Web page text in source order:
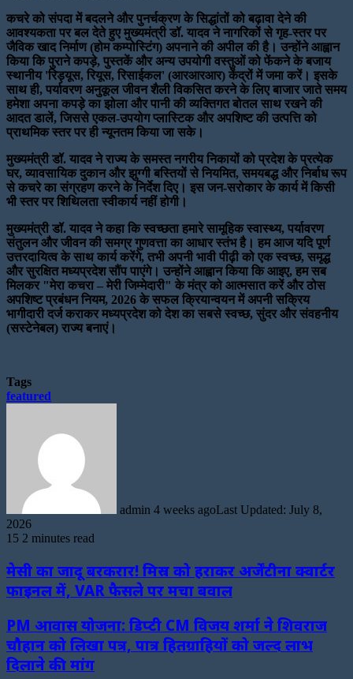
कचरे को संपदा में बदलने और पुनर्चक्रण के सिद्धांतों को बढ़ावा देने की
आवश्यकता पर बल देते हुए मुख्यमंत्री डॉ. यादव ने नागरिकों से गृह-स्तर पर
जैविक खाद निर्माण (होम कम्पोस्टिंग) अपनाने की अपील की है। उन्होंने आह्वान
किया कि पुराने कपड़े, पुस्तकें और अन्य उपयोगी वस्तुओं को फेंकने के बजाय
स्थानीय 'रिड्यूस, रियूस, रिसाईकल' (आरआरआर) केंद्रों में जमा करें। इसके
साथ ही, पर्यावरण अनुकूल जीवन शैली विकसित करने के लिए बाजार जाते समय
हमेशा अपना कपड़े का झोला और पानी की व्यक्तिगत बोतल साथ रखने की
आदत डालें, जिससे एकल-उपयोग प्लास्टिक और अपशिष्ट की उत्पत्ति को
प्राथमिक स्तर पर ही न्यूनतम किया जा सके।
मुख्यमंत्री डॉ. यादव ने राज्य के समस्त नगरीय निकायों को प्रदेश के प्रत्येक
घर, व्यावसायिक दुकान और झुग्गी बस्तियों से नियमित, समयबद्ध और निर्बाध रूप
से कचरे का संग्रहण करने के निर्देश दिए। इस जन-सरोकार के कार्य में किसी
भी स्तर पर शिथिलता स्वीकार्य नहीं होगी।
मुख्यमंत्री डॉ. यादव ने कहा कि स्वच्छता हमारे सामूहिक स्वास्थ्य, पर्यावरण
संतुलन और जीवन की समग्र गुणवत्ता का आधार स्तंभ है। हम आज यदि पूर्ण
उत्तरदायित्व के साथ कार्य करेंगे, तभी अपनी भावी पीढ़ी को एक स्वच्छ, समृद्ध
और सुरक्षित मध्यप्रदेश सौंप पाएंगे। उन्होंने आह्वान किया कि आइए, हम सब
मिलकर "मेरा कचरा – मेरी जिम्मेदारी" के मंत्र को आत्मसात करें और ठोस
अपशिष्ट प्रबंधन नियम, 2026 के सफल क्रियान्वयन में अपनी सक्रिय
भागीदारी दर्ज कराकर मध्यप्रदेश को देश का सबसे स्वच्छ, सुंदर और संवहनीय
(सस्टेनेबल) राज्य बनाएं।
Tags
featured
admin 4 weeks agoLast Updated: July 8,
2026
15 2 minutes read
मेसी का जादू बरकरार! मिस्र को हराकर अर्जेंटीना क्वार्टर
फाइनल में, VAR फैसले पर मचा बवाल
PM आवास योजना: डिप्टी CM विजय शर्मा ने शिवराज
चौहान को लिखा पत्र, पात्र हितग्राहियों को जल्द लाभ
दिलाने की मांग